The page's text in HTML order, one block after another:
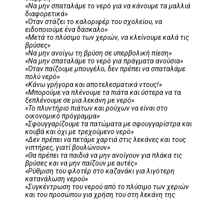
«Να μην σπαταλάμε το νερό για να κάνουμε τα μαλλιά
διαφορετικά»
«Όταν στάζει το καλοριφέρ του σχολείου, να
ειδοποιούμε ένα δάσκαλο»
«Μετά το πλύσιμο των χεριών, να κλείνουμε καλά τις
βρύσες»
«Να μην ανοίγω τη βρύση σε υπερβολική πίεση»
«Να μην σπαταλάμε το νερό για πράγματα ανούσια»
«Όταν παίζουμε μπουγέλο, δεν πρέπει να σπαταλάμε
πολύ νερό»
«Κάνω γρήγορα και αποτελεσματικά ντους!»
«Μπορούμε να πλένουμε τα πιάτα και ύστερα να τα
ξεπλένουμε σε μια λεκάνη με νερό»
«Το πλυντήριο πιάτων και ρούχων να είναι στο
οικονομικό πρόγραμμα»
«Σφουγγαρίζουμε τα πατώματα με σφουγγαρίστρα και
κουβά και όχι με τρεχούμενο νερό»
«Δεν πρέπει να πετάμε χαρτιά στις λεκάνες και τους
νιπτήρες, γιατί βουλώνουν»
«Θα πρέπει τα παιδιά να μην ανοίγουν για πλάκα τις
βρύσες και να μην παίζουν με αυτές»
«Ρύθμιση του φλοτέρ στο καζανάκι για λιγότερη
κατανάλωση νερού»
«Συγκέντρωση του νερού από το πλύσιμο των χεριών
και του προσώπου για χρήση του στη λεκάνη της